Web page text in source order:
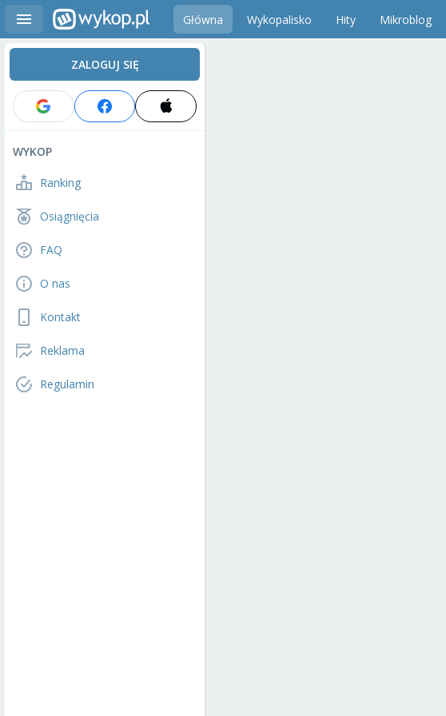
Główna Wykopalisko Hity Mikroblog
ZALOGUJ SIĘ
WYKOP
Ranking
Osiągnięcia
FAQ
O nas
Kontakt
Reklama
Regulamin